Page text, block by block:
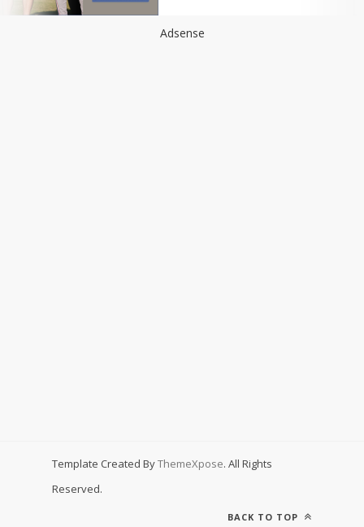
Adsense
Template Created ByThemeXpose. All Rights
Reserved.
BACK TO TOP